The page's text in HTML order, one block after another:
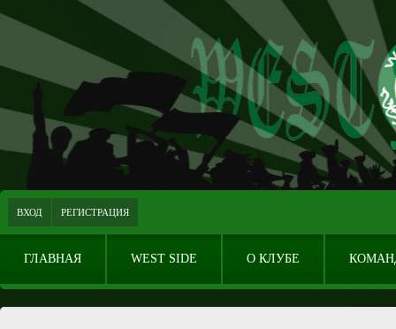
ВХОД РЕГИСТРАЦИЯ
ГЛАВНАЯ WEST SIDE О КЛУБЕ